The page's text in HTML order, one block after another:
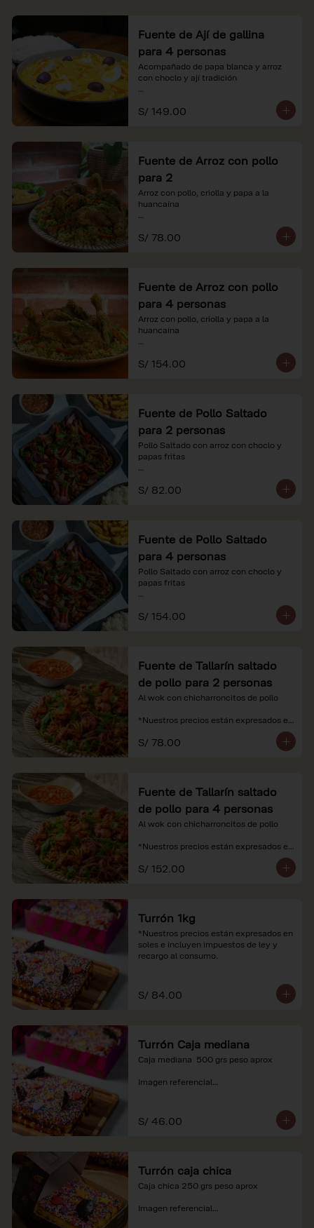
Fuente de Ají de gallina
para 4 personas
Acompañado de papa blanca y arroz
con choclo y ají tradición
*Nuestros precios están expresados en
soles e incluyen impuestos de ley y
S/ 149.00
Fuente de Arroz con pollo
para 2
Arroz con pollo, criolla y papa a la
huancaína
*Nuestros precios están expresados en
soles e incluyen impuestos de ley y
S/ 78.00
Fuente de Arroz con pollo
para 4 personas
Arroz con pollo, criolla y papa a la
huancaína
*Nuestros precios están expresados en
soles e incluyen impuestos de ley y
S/ 154.00
Fuente de Pollo Saltado
para 2 personas
Pollo Saltado con arroz con choclo y
papas fritas
*Nuestros precios están expresados en
soles e incluyen impuestos de ley y
S/ 82.00
Fuente de Pollo Saltado
para 4 personas
Pollo Saltado con arroz con choclo y
papas fritas
*Nuestros precios están expresados en
soles e incluyen impuestos de ley y
S/ 154.00
Fuente de Tallarín saltado
de pollo para 2 personas
Al wok con chicharroncitos de pollo
*Nuestros precios están expresados en
recargo al consumo.
S/ 78.00
Fuente de Tallarín saltado
de pollo para 4 personas
Al wok con chicharroncitos de pollo
*Nuestros precios están expresados en
recargo al consumo.
S/ 152.00
Turrón 1kg
*Nuestros precios están expresados en
soles e incluyen impuestos de ley y
recargo al consumo.
S/ 84.00
Turrón Caja mediana
Caja mediana  500 grs peso aprox
Imagen referencial
soles e incluyen impuestos de ley y
recargo al consumo.
S/ 46.00
Turrón caja chica
Caja chica 250 grs peso aprox
Imagen referencial